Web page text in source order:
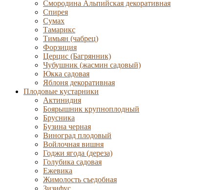
Смородина Альпийская декоративная
Спирея
Сумах
Тамарикс
Тимьян (чабрец)
Форзиция
Церцис (Багрянник)
Чубушник (жасмин садовый)
Юкка садовая
Яблоня декоративная
Плодовые кустарники
Актинидия
Боярышник крупноплодный
Брусника
Бузина черная
Виноград плодовый
Войлочная вишня
Годжи ягода (дереза)
Голубика садовая
Ежевика
Жимолость съедобная